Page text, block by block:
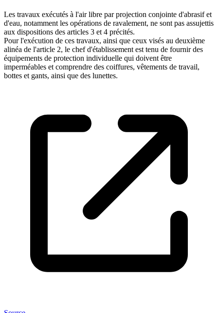
Les travaux exécutés à l'air libre par projection conjointe d'abrasif et
d'eau, notamment les opérations de ravalement, ne sont pas assujettis
aux dispositions des articles 3 et 4 précités.
Pour l'exécution de ces travaux, ainsi que ceux visés au deuxième
alinéa de l'article 2, le chef d'établissement est tenu de fournir des
équipements de protection individuelle qui doivent être
imperméables et comprendre des coiffures, vêtements de travail,
bottes et gants, ainsi que des lunettes.